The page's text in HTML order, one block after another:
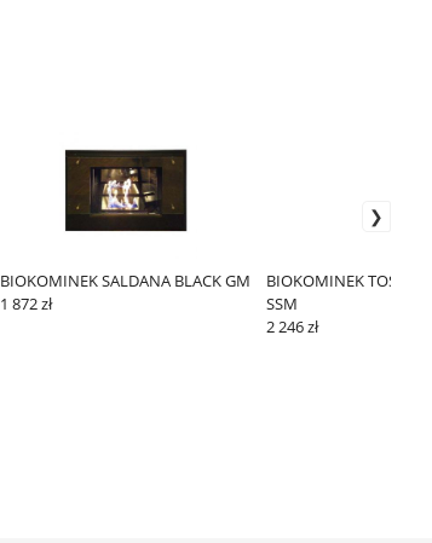
BIOKOMINEK SALDANA BLACK GM
1 872 zł
BIOKOMINEK
SSM
2 246 zł